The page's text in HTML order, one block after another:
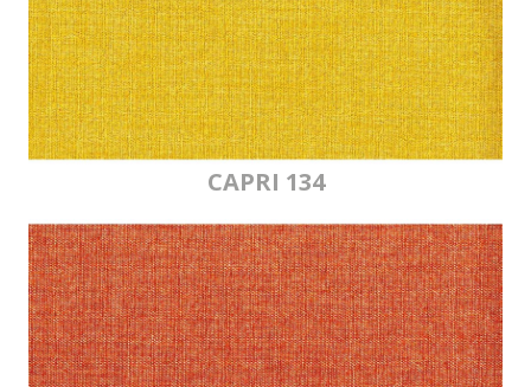
CAPRI 134